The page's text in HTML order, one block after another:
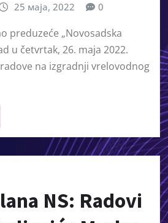
25 маја, 2022 0
preduzeće „Novosadska
u četvrtak, 26. maja 2022.
na izgradnji vrelovodnog
NS: Radovi